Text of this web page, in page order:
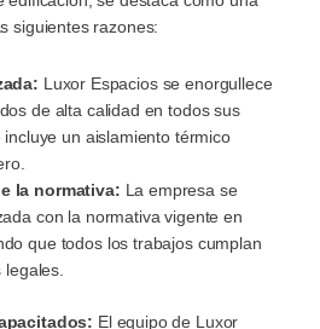
siguientes razones:
Luxor Espacios se enorgullece
de alta calidad en todos sus
un aislamiento térmico
la normativa: La empresa se
con la normativa vigente en
que todos los trabajos cumplan
El equipo de Luxor